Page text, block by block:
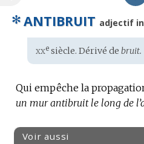
✻ ANTIBRUIT adjectif
Étymologie
:
xxesiècle. Dérivé de bruit.
Qui empêche la
un mur antibruit le long de
Voir aussi